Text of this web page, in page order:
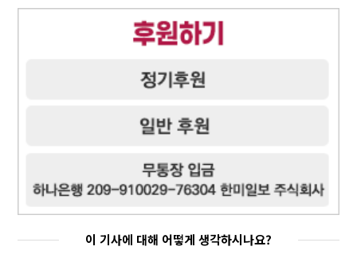
이 기사에 대해 어떻게 생각하시나요?